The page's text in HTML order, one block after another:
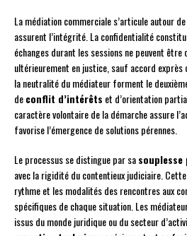
La médiation commerciale s’articule autour de
assurent l’intégrité. La confidentialité
échanges durant les sessions ne peuvent
ultérieurement en justice, sauf accord exprès
la neutralité du médiateur forment le
deconflit d’intérêts et d’orientation
caractère volontaire de la démarche assure
favorise l’émergence de solutions pérennes.
Le processus se distingue par sa
avec la rigidité du contentieux judiciaire.
rythme et les modalités des rencontres aux
spécifiques de chaque situation. Les
issus du monde juridique ou du secteur